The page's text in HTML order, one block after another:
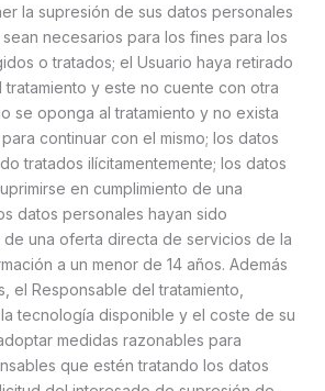
la supresión de sus datos personales
necesarios para los fines para los
o tratados; el Usuario haya retirado
tratamiento y este no cuente con otra
se oponga al tratamiento y no exista
continuar con el mismo; los datos
tratados ilícitamentemente; los datos
en cumplimiento de una
datos personales hayan sido
una oferta directa de servicios de la
a un menor de 14 años. Además
el Responsable del tratamiento,
tecnología disponible y el coste de su
medidas razonables para
que estén tratando los datos